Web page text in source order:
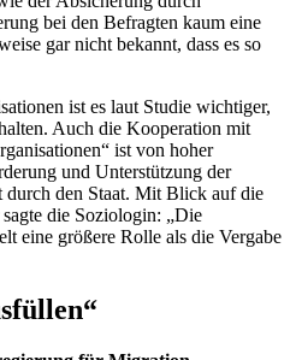
bei den Befragten kaum eine
gar nicht bekannt, dass es so
ist es laut Studie wichtiger,
Auch die Kooperation mit
ist von hoher
und Unterstützung der
durch den Staat. Mit Blick auf die
die Soziologin: „Die
eine größere Rolle als die Vergabe